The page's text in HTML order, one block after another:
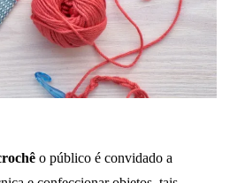
o público é convidado a